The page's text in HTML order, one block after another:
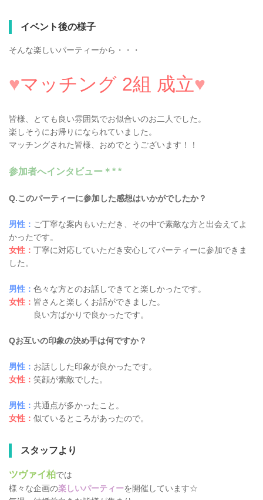
イベント後の様子
そんな楽しいパーティーから・・・
♥マッチング 2組 成立♥
皆様、とても良い雰囲気でお似合いのお二人でした。
楽しそうにお帰りになられていました。
マッチングされた皆様、おめでとうございます！！
参加者へインタビュー＊* *
Q.このパーティーに参加した感想はいかがでしたか？
男性： ご丁寧な案内もいただき、その中で素敵な方と出会えてよ
かったです。
女性： 丁寧に対応していただき安心してパーティーに参加できま
した。
男性： 色々な方とのお話しできてと楽しかったです。
女性： 皆さんと楽しくお話ができました。
良い方ばかりで良かったです。
Qお互いの印象の決め手は何ですか？
男性： お話しした印象が良かったです。
女性： 笑顔が素敵でした。
男性： 共通点が多かったこと。
女性： 似ているところがあったので。
スタッフより
ツヴァイ柏では
様々な企画の楽しいパーティーを開催しています☆